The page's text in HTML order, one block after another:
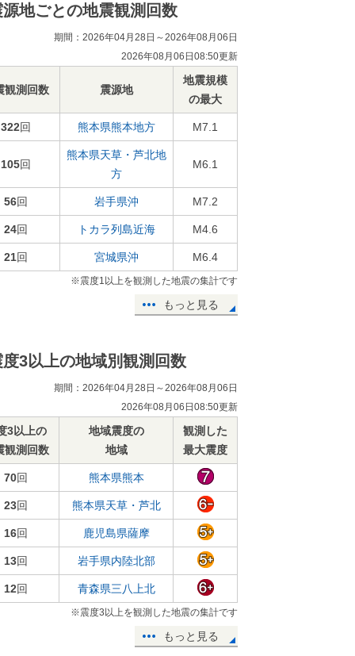
源地ごとの地震観測回数
期間：2026年04月28日～2026年08月06日
2026年08月06日08:50更新
観測回数 震源地
地震規模
の最大
322回 熊本県熊本地方 M7.1
105回
熊本県天草・芦北地
方
M6.1
56回 岩手県沖 M7.2
24回 トカラ列島近海 M4.6
21回 宮城県沖 M6.4
※震度1以上を観測した地震の集計です
もっと見る
度3以上の地域別観測回数
期間：2026年04月28日～2026年08月06日
2026年08月06日08:50更新
3以上の
観測回数
地域震度の
地域
観測した
最大震度
70回 熊本県熊本
23回 熊本県天草・芦北
16回 鹿児島県薩摩
13回 岩手県内陸北部
12回 青森県三八上北
※震度3以上を観測した地震の集計です
もっと見る